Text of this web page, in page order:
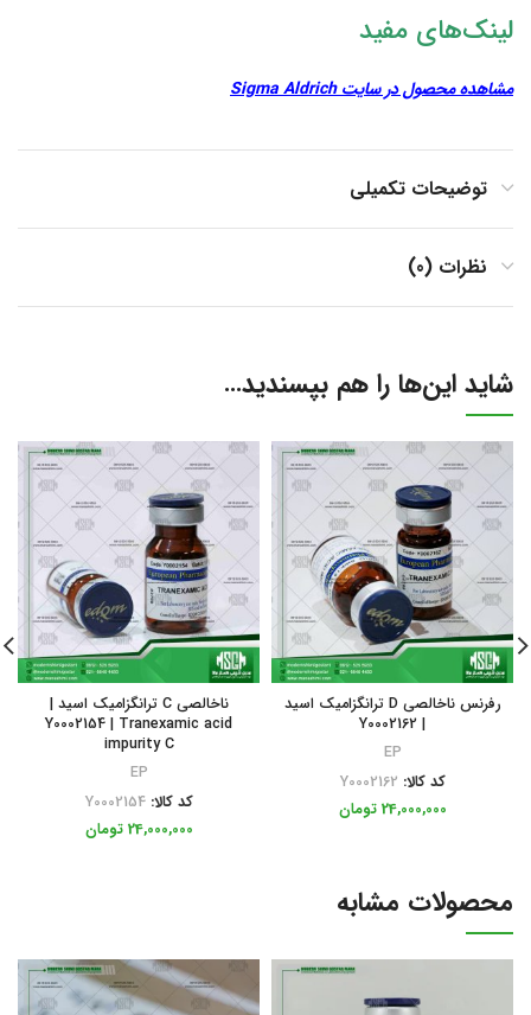
لینک‌های مفید
مشاهده محصول در سایت Sigma Aldrich
توضیحات تکمیلی
نظرات (0)
شاید این‌ها را هم بپسندید…
رفرنس ناخالصی D ترانگزامیک اسید
| Y0002162
EP
کد کالا: Y0002162
24,000,000 تومان
ناخالصی C ترانگزامیک اسید |
Y0002154 | Tranexamic acid
impurity C
EP
کد کالا:Y0002154
24,000,000 تومان
محصولات مشابه